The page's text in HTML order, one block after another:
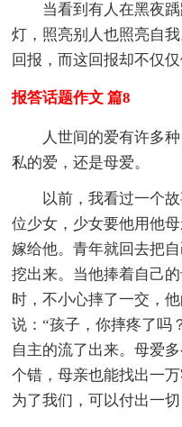
当看到有人在黑夜踽
灯，照亮别人也照亮自
回报，而这回报却不仅
报答话题作文 篇8
人世间的爱有许多种
私的爱，还是母爱。
以前，我看过一个故
位少女，少女要他用他
嫁给他。青年就回去把
挖出来。当他捧着自己
时，不小心摔了一交，
说：“孩子，你摔疼了吗
自主的流了出来。母爱
个错，母亲也能找出一
为了我们，可以付出一